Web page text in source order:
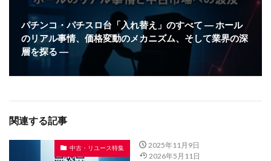
パチンコ・パチスロ台「入れ替え」のすべて ― ホール
のリアル事情、価格変動のメカニズム、そして業界の深
層を探る ―
関連する記事
中古・リユース特集
2025年11月9日
2026年5月11日